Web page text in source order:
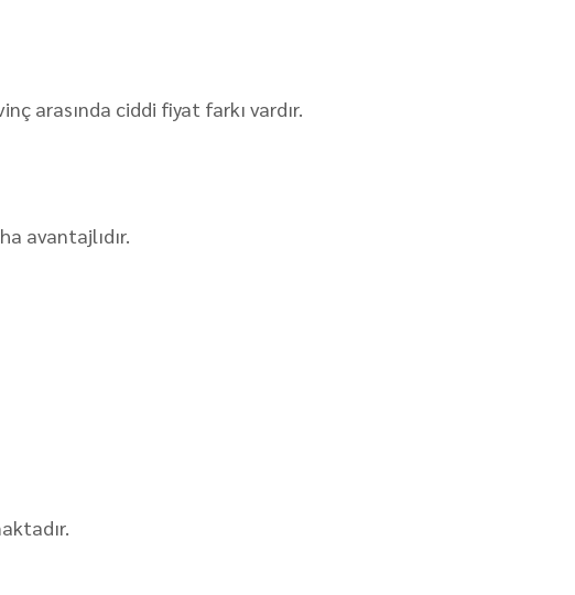
arasında ciddi fiyat farkı vardır.
avantajlıdır.